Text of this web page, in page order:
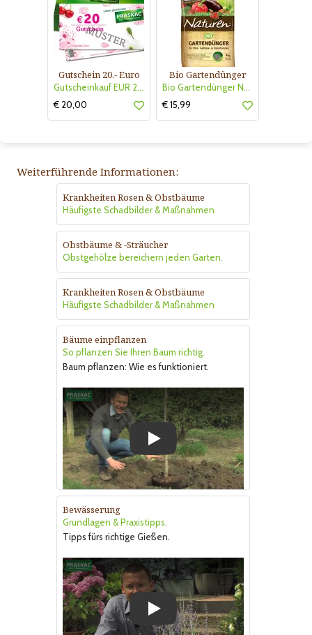
Gutschein 20.- Euro
Gutscheinkauf EUR 20.-
€ 20,00
Bio Gartendünger
Bio Gartendünger Naturen
€ 15,99
Weiterführende Informationen:
Krankheiten Rosen & Obstbäume
Häufigste Schadbilder & Maßnahmen
Obstbäume & -Sträucher
Obstgehölze bereichern jeden Garten.
Krankheiten Rosen & Obstbäume
Häufigste Schadbilder & Maßnahmen
Bäume einpflanzen
So pflanzen Sie Ihren Baum richtig.
Baum pflanzen: Wie es funktioniert.
Play
Bewässerung
Grundlagen & Praxistipps.
Tipps fürs richtige Gießen.
Play